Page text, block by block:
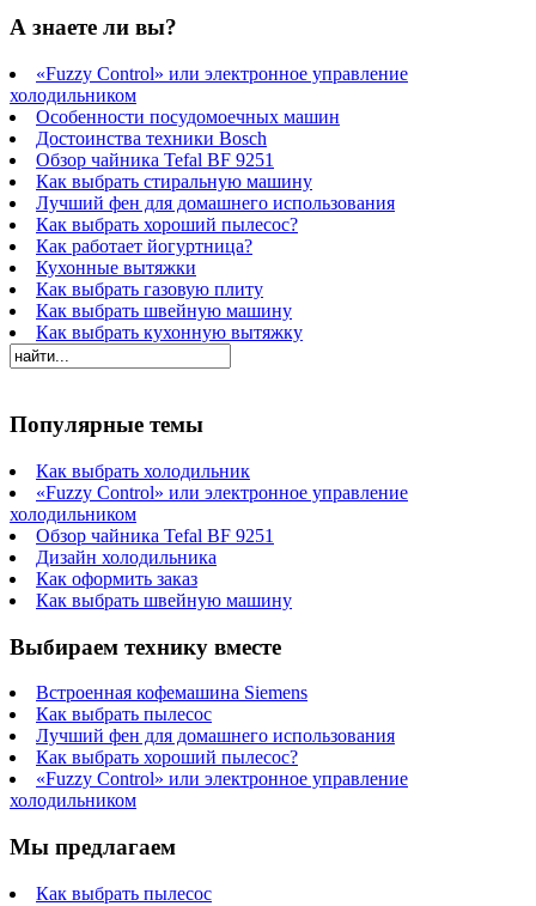
А знаете ли вы?
«Fuzzy Control» или электронное управление
холодильником
Особенности посудомоечных машин
Достоинства техники Bosch
Обзор чайника Tefal BF 9251
Как выбрать стиральную машину
Лучший фен для домашнего использования
Как выбрать хороший пылесос?
Как работает йогуртница?
Кухонные вытяжки
Как выбрать газовую плиту
Как выбрать швейную машину
Как выбрать кухонную вытяжку
Популярные темы
Как выбрать холодильник
«Fuzzy Control» или электронное управление
холодильником
Обзор чайника Tefal BF 9251
Дизайн холодильника
Как оформить заказ
Как выбрать швейную машину
Выбираем технику вместе
Встроенная кофемашина Siemens
Как выбрать пылесос
Лучший фен для домашнего использования
Как выбрать хороший пылесос?
«Fuzzy Control» или электронное управление
холодильником
Мы предлагаем
Как выбрать пылесос